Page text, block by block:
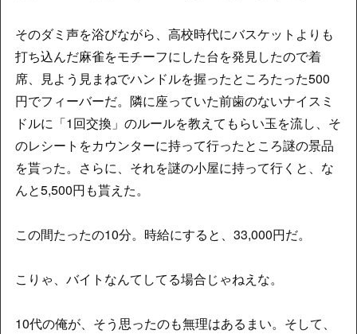
そのダミ声を浴びながら、高校時代にバスケットよりも
打ち込んだ麻雀をモチーフにした台を発見したので着
席、見よう見まねでハンドルを握ったところたった500
円でフィーバーだ。隣に座っていた前歯のないナイスミ
ドルに「1回交換」のルールを教えてもらい玉を流し、そ
のレシートをカウンターに持って行ったところ謎の景品
を貰った。さらに、それを謎の小屋に持って行くと、な
んと5,500円も貰えた。
この間たったの10分。時給にすると、33,000円だ。
こりゃ、バイトなんてしてる場合じゃねえな。
10代の俺が、そう思ったのも無理はあるまい。そして、